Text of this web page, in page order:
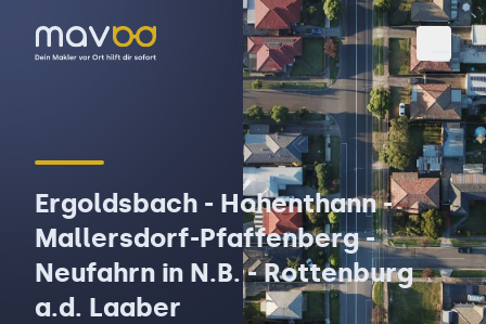
Ergoldsbach - Hohenthann -
Mallersdorf-Pfaffenberg -
Neufahrn in N.B. - Rottenburg
a.d. Laaber